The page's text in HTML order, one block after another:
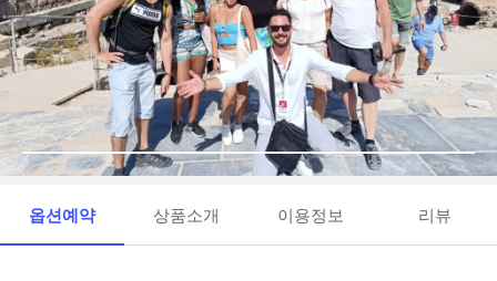
옵션예약 상품소개 이용정보 리뷰